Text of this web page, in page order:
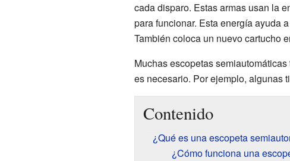
cada disparo. Estas armas usan la
para funcionar. Esta energía ayuda
También coloca un nuevo cartucho
Muchas escopetas
es necesario. Por ejemplo, algunas
Contenido
¿Qué es una escopeta
¿Cómo funciona una